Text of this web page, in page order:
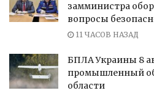
замминистра
вопросы
11 ЧАСОВ НАЗАД
БПЛА Украины 8
промышленный
области